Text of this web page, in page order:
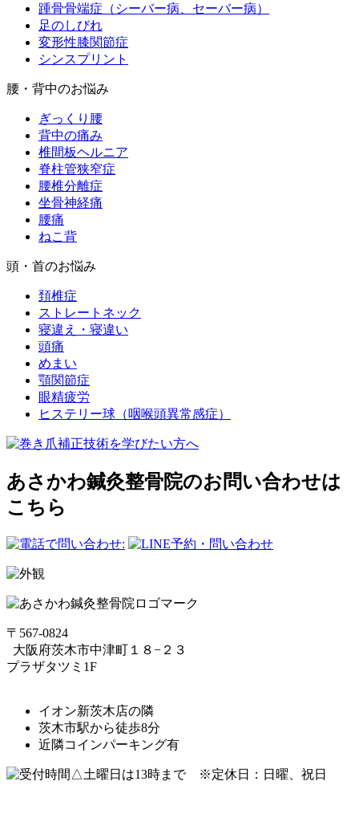
踵骨骨端症（シーバー病、セーバー病）
足のしびれ
変形性膝関節症
シンスプリント
腰・背中のお悩み
ぎっくり腰
背中の痛み
椎間板ヘルニア
脊柱管狭窄症
腰椎分離症
坐骨神経痛
腰痛
ねこ背
頭・首のお悩み
頚椎症
ストレートネック
寝違え・寝違い
頭痛
めまい
顎関節症
眼精疲労
ヒステリー球（咽喉頭異常感症）
あさかわ鍼灸整⾻院のお問い合わせは
こちら
〒567-0824
⼤阪府茨⽊市中津町１８−２３
プラザタツミ1F
イオン新茨木店の隣
茨木市駅から徒歩8分
近隣コインパーキング有
△土曜日は13時まで ※定休日：日曜、祝日